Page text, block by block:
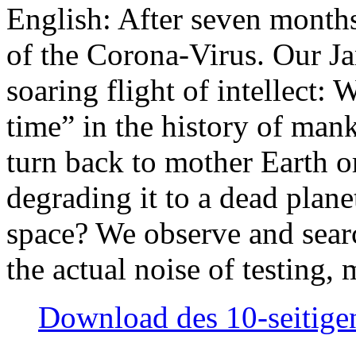
English: After seven
of the Corona-Virus. Our
soaring flight of intellect:
time” in the history of
turn back to mother Earth
degrading it to a dead
space? We observe and
the actual noise of testing,
Download des 10-